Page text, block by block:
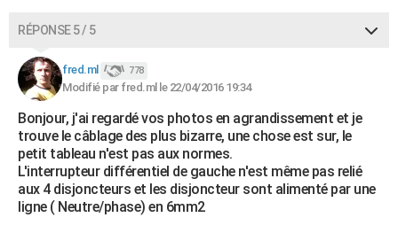
RÉPONSE 5 / 5
fred.ml 778
Modifié par fred.ml le 22/04/2016 19:34
Bonjour, j'ai regardé vos photos en agrandissement et je
trouve le câblage des plus bizarre, une chose est sur, le
petit tableau n'est pas aux normes.
L'interrupteur différentiel de gauche n'est même pas relié
aux 4 disjoncteurs et les disjoncteur sont alimenté par une
ligne ( Neutre/phase) en 6mm2